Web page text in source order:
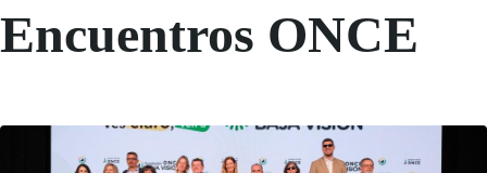
Encuentros ONCE